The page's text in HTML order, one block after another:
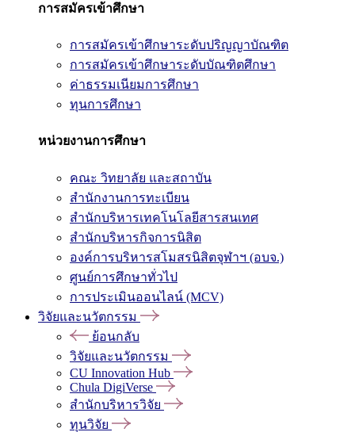
การสมัครเข้าศึกษา
การสมัครเข้าศึกษาระดับปริญญาบัณฑิต
การสมัครเข้าศึกษาระดับบัณฑิตศึกษา
ค่าธรรมเนียมการศึกษา
ทุนการศึกษา
หน่วยงานการศึกษา
คณะ วิทยาลัย และสถาบัน
สำนักงานการทะเบียน
สำนักบริหารเทคโนโลยีสารสนเทศ
สำนักบริหารกิจการนิสิต
องค์การบริหารสโมสรนิสิตจุฬาฯ (อบจ.)
ศูนย์การศึกษาทั่วไป
การประเมินออนไลน์ (MCV)
วิจัยและนวัตกรรม
ย้อนกลับ
วิจัยและนวัตกรรม
CU Innovation Hub
Chula DigiVerse
สำนักบริหารวิจัย
ทุนวิจัย